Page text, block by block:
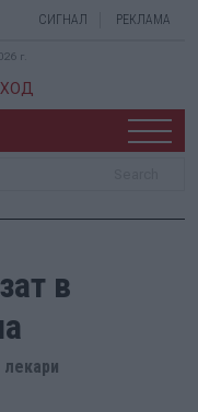
СИГНАЛ РЕКЛАМА
г.
в